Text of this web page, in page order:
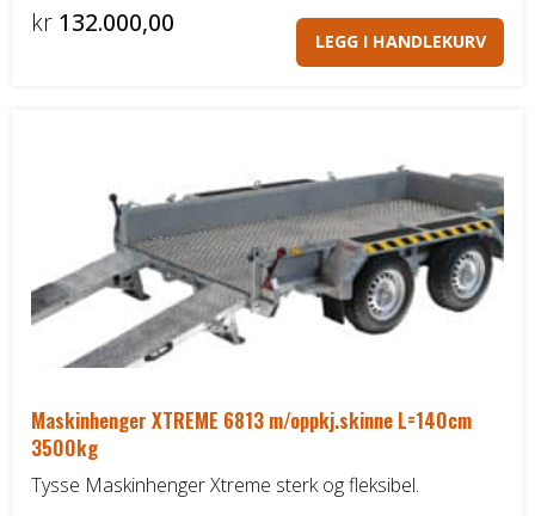
kr 132.000,00
LEGG I HANDLEKURV
Maskinhenger XTREME 6813 m/oppkj.skinne L=140cm
3500kg
Tysse Maskinhenger Xtreme sterk og fleksibel.